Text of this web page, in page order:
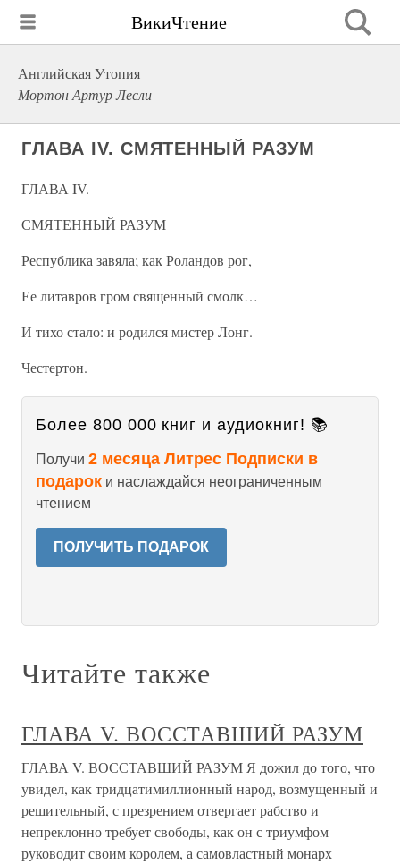
ВикиЧтение
Английская Утопия
Мортон Артур Лесли
ГЛАВА IV. СМЯТЕННЫЙ РАЗУМ
ГЛАВА IV.
СМЯТЕННЫЙ РАЗУМ
Республика завяла; как Роландов рог,
Ее литавров гром священный смолк…
И тихо стало: и родился мистер Лонг.
Честертон.
Более 800 000 книг и аудиокниг! 📚
Получи 2 месяца Литрес Подписки в
подарок и наслаждайся неограниченным
чтением
ПОЛУЧИТЬ ПОДАРОК
Читайте также
ГЛАВА V. ВОССТАВШИЙ РАЗУМ
ГЛАВА V. ВОССТАВШИЙ РАЗУМ Я дожил до того, что
увидел, как тридцатимиллионный народ, возмущенный и
решительный, с презрением отвергает рабство и
непреклонно требует свободы, как он с триумфом
руководит своим королем, а самовластный монарх